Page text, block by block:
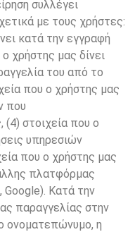
συλλέγει
με τους χρήστες:
κατά την εγγραφή
χρήστης μας δίνει
του από το
που ο χρήστης μας
που
(4) στοιχεία που ο
υπηρεσιών
που ο χρήστης μας
πλατφόρμας
Google). Κατά την
παραγγελίας στην
ονοματεπώνυμο, η